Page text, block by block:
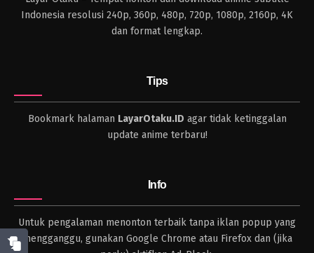
Indonesia resolusi 240p, 360p, 480p, 720p, 1080p, 2160p, 4K
dan format lengkap.
Tips
Bookmark halaman LayarOtaku.ID agar tidak ketinggalan
update anime terbaru!
Info
Untuk pengalaman menonton terbaik tanpa iklan popup yang
mengganggu, gunakan Google Chrome atau Firefox dan (jika